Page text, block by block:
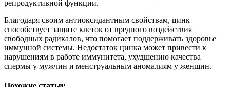
репродуктивной функции.
Благодаря своим антиоксидантным свойствам, цинк
способствует защите клеток от вредного воздействия
свободных радикалов, что помогает поддерживать здоровье
иммунной системы. Недостаток цинка может привести к
нарушениям в работе иммунитета, ухудшению качества
спермы у мужчин и менструальным аномалиям у женщин.